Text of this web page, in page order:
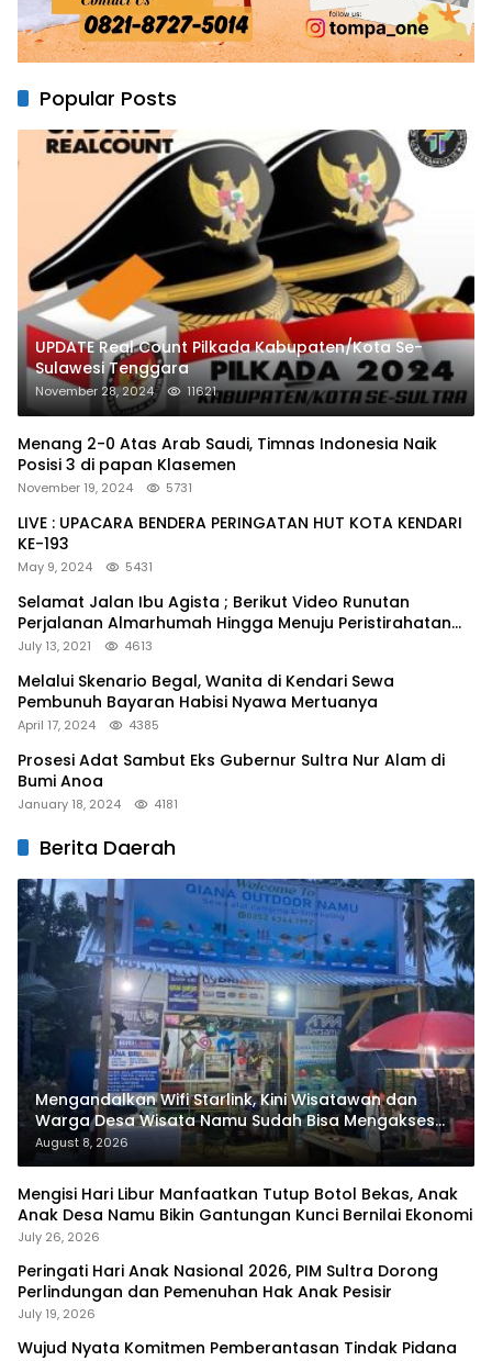
Popular Posts
UPDATE Real Count Pilkada Kabupaten/Kota Se-
Sulawesi Tenggara
November 28, 2024 11621
Menang 2-0 Atas Arab Saudi, Timnas Indonesia Naik
Posisi 3 di papan Klasemen
November 19, 2024 5731
LIVE : UPACARA BENDERA PERINGATAN HUT KOTA KENDARI
KE-193
May 9, 2024 5431
Selamat Jalan Ibu Agista ; Berikut Video Runutan
Perjalanan Almarhumah Hingga Menuju Peristirahatan
Terakhir
July 13, 2021 4613
Melalui Skenario Begal, Wanita di Kendari Sewa
Pembunuh Bayaran Habisi Nyawa Mertuanya
April 17, 2024 4385
Prosesi Adat Sambut Eks Gubernur Sultra Nur Alam di
Bumi Anoa
January 18, 2024 4181
Berita Daerah
Mengandalkan Wifi Starlink, Kini Wisatawan dan
Warga Desa Wisata Namu Sudah Bisa Mengakses
Transaksi Digital
August 8, 2026
Mengisi Hari Libur Manfaatkan Tutup Botol Bekas, Anak
Anak Desa Namu Bikin Gantungan Kunci Bernilai Ekonomi
July 26, 2026
Peringati Hari Anak Nasional 2026, PIM Sultra Dorong
Perlindungan dan Pemenuhan Hak Anak Pesisir
July 19, 2026
Wujud Nyata Komitmen Pemberantasan Tindak Pidana